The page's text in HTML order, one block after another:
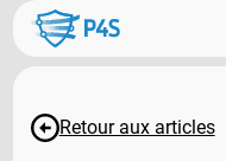
Retour aux articles